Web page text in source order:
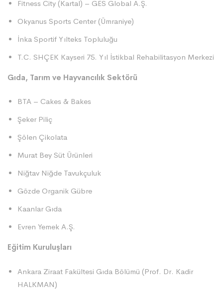
Fitness City (Kartal) – GES Global A.Ş.
Okyanus Sports Center (Ümraniye)
İnka Sportif Yılteks Topluluğu
T.C. SHÇEK Kayseri 75. Yıl İstikbal Rehabilitasyon Merkezi
Gıda, Tarım ve Hayvancılık Sektörü
BTA – Cakes & Bakes
Şeker Piliç
Şölen Çikolata
Murat Bey Süt Ürünleri
Niğtav Niğde Tavukçuluk
Gözde Organik Gübre
Kaanlar Gıda
Evren Yemek A.Ş.
Eğitim Kuruluşları
Ankara Ziraat Fakültesi Gıda Bölümü (Prof. Dr. Kadir
HALKMAN)